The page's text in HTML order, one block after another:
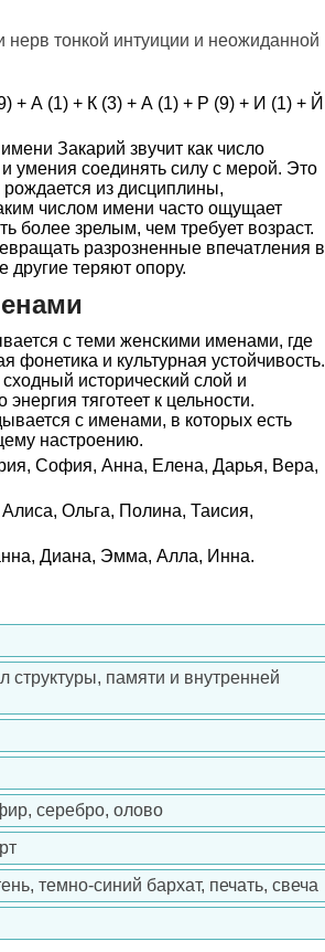
тонкой интуиции и неожиданной
+ А (1) + К (3) + А (1) + Р (9) + И (1) + Й
Закарий звучит как число
умения соединять силу с мерой. Это
из дисциплины,
числом имени часто ощущает
более зрелым, чем требует возраст.
разрозненные впечатления в
другие теряют опору.
с теми женскими именами, где
фонетика и культурная устойчивость.
исторический слой и
тяготеет к цельности.
с именами, в которых есть
настроению.
София, Анна, Елена, Дарья, Вера,
Алиса, Ольга, Полина, Таисия,
Диана, Эмма, Алла, Инна.
структуры, памяти и внутренней
серебро, олово
темно-синий бархат, печать, свеча